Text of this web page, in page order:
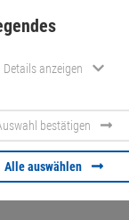
Model
00
Details anzeigen
bestätigen
Alle auswählen